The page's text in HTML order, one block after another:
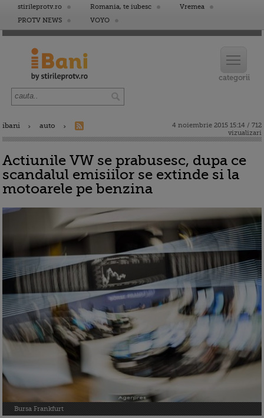
stirileprotv.ro Romania, te iubesc
Vremea
PROTV NEWS
VOYO
ibani auto
4 noiembrie 2015 15:14 / 712
vizualizari
Actiunile VW se prabusesc, dupa ce
scandalul emisiilor se extinde si la
motoarele pe benzina
Bursa Frankfurt